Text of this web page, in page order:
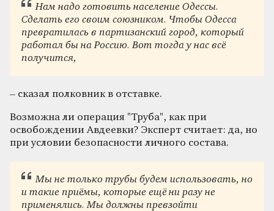
Нам надо готовить население Одессы.
Сделать его своим союзником. Чтобы Одесса
превратилась в партизанский город, который
работал бы на Россию. Вот тогда у нас всё
получится,
– сказал полковник в отставке.
Возможна ли операция "Труба", как при
освобождении Авдеевки? Эксперт считает: да, но
при условии безопасности личного состава.
Мы не только трубы будем использовать, но
и такие приёмы, которые ещё ни разу не
применялись. Мы должны превзойти